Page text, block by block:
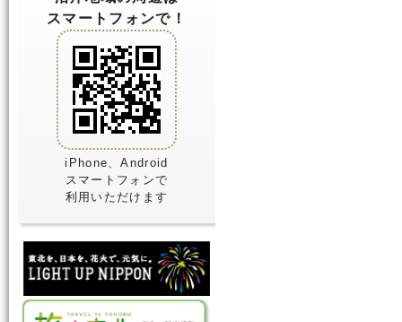
スマートフォンで！
iPhone、Android
スマートフォンで
利用いただけます